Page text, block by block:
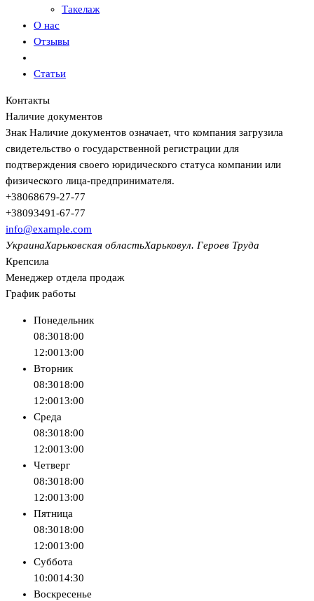
Такелаж
О нас
Отзывы
Статьи
Контакты
Наличие документов
ЗнакНаличие документов означает, что компания загрузила
свидетельство о государственной регистрации для
подтверждения своего юридического статуса компании или
физического лица-предпринимателя.
+38068679-27-77
+38093491-67-77
info@example.com
УкраинаХарьковская областьХарьковул. Героев Труда
Крепсила
Менеджер отдела продаж
График работы
Понедельник
08:3018:00
12:0013:00
Вторник
08:3018:00
12:0013:00
Среда
08:3018:00
12:0013:00
Четверг
08:3018:00
12:0013:00
Пятница
08:3018:00
12:0013:00
Суббота
10:0014:30
Воскресенье